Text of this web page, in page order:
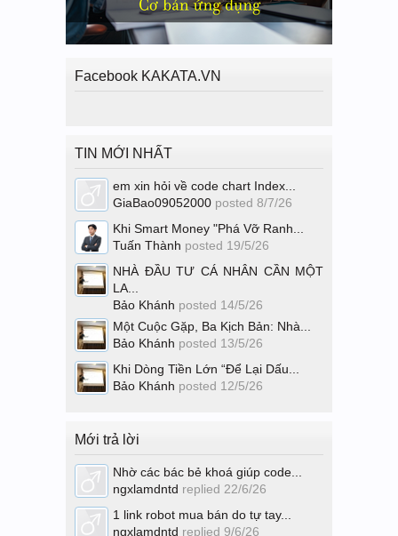
Facebook KAKATA.VN
TIN MỚI NHẤT
em xin hỏi về code chart Index...
GiaBao09052000 posted 8/7/26
Khi Smart Money "Phá Vỡ Ranh...
Tuấn Thành posted 19/5/26
NHÀ ĐẦU TƯ CÁ NHÂN CẦN MỘT
LA...
Bảo Khánh posted 14/5/26
Một Cuộc Gặp, Ba Kịch Bản: Nhà...
Bảo Khánh posted 13/5/26
Khi Dòng Tiền Lớn “Để Lại Dấu...
Bảo Khánh posted 12/5/26
Mới trả lời
Nhờ các bác bẻ khoá giúp code...
ngxlamdntd replied 22/6/26
1 link robot mua bán do tự tay...
ngxlamdntd replied 9/6/26